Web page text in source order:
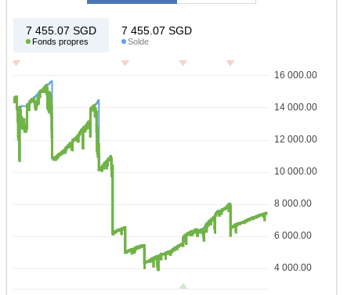
7 455.07 SGD
Fonds propres
7 455.07 SGD
Solde
4 000.00
6 000.00
8 000.00
10 000.00
12 000.00
14 000.00
16 000.00